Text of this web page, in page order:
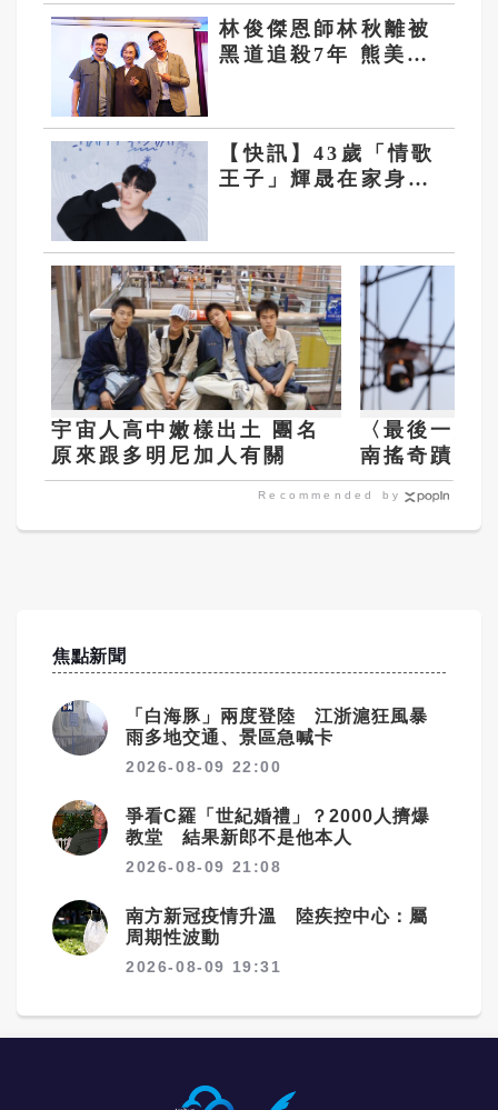
林俊傑恩師林秋離被
黑道追殺7年 熊美玲
【快訊】43歲「情歌
王子」輝晟在家身亡
宇宙人高中嫩樣出土 團名
原來跟多明尼加人有關
〈最後一頁
南搖奇蹟爆
自嘲四肢不
Recommended by
焦點新聞
「白海豚」兩度登陸 江浙滬狂風暴
雨多地交通、景區急喊卡
2026-08-09 22:00
爭看C羅「世紀婚禮」？2000人擠爆
教堂 結果新郎不是他本人
2026-08-09 21:08
南方新冠疫情升溫 陸疾控中心：屬
周期性波動
2026-08-09 19:31